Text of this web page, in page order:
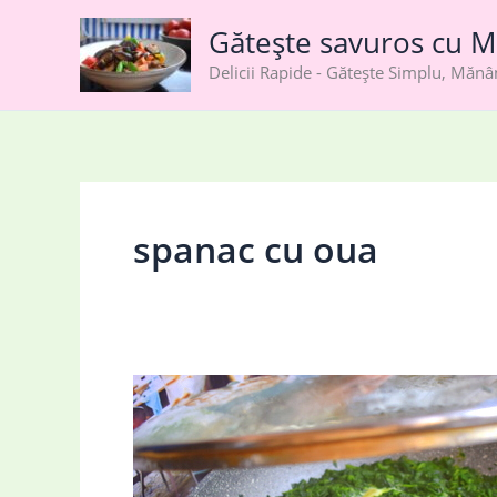
Gătește savuros cu
Delicii Rapide - Gătește Simplu,
spanac cu oua